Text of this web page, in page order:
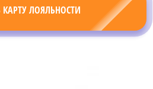
ЛОЯЛЬНОСТИ